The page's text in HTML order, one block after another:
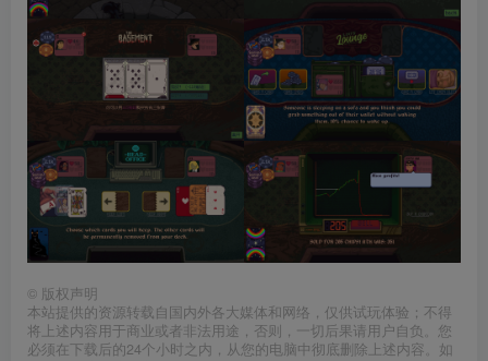
© 版权声明
本站提供的资源转载自国内外各大媒体和网络，仅供试玩体验；不得
将上述内容用于商业或者非法用途，否则，一切后果请用户自负。您
必须在下载后的24个小时之内，从您的电脑中彻底删除上述内容。如